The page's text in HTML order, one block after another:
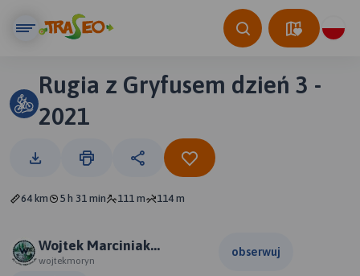
Rugia z Gryfusem dzień 3 -
2021
64 km 5 h 31 min 111 m 114 m
Wojtek Marciniak
Przewodnik Rowerowy
wojtekmoryn
obserwuj